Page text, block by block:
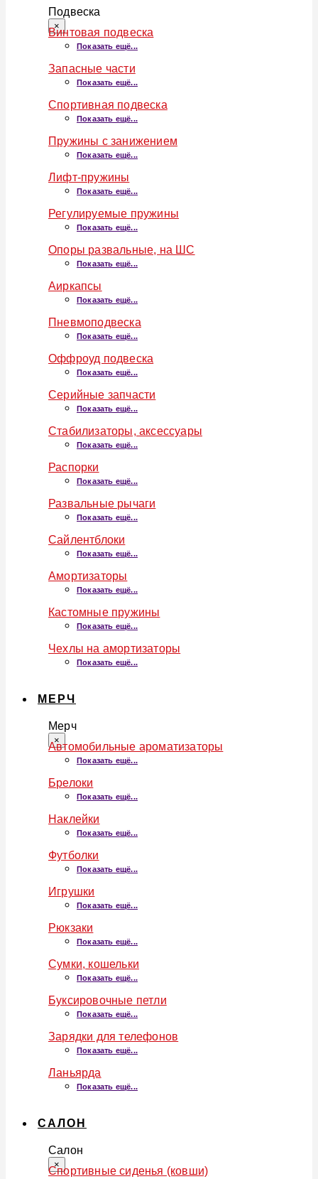
Подвеска
×
Винтовая подвеска
Показать ещё...
Запасные части
Показать ещё...
Спортивная подвеска
Показать ещё...
Пружины с занижением
Показать ещё...
Лифт-пружины
Показать ещё...
Регулируемые пружины
Показать ещё...
Опоры развальные, на ШС
Показать ещё...
Аиркапсы
Показать ещё...
Пневмоподвеска
Показать ещё...
Оффроуд подвеска
Показать ещё...
Серийные запчасти
Показать ещё...
Стабилизаторы, аксессуары
Показать ещё...
Распорки
Показать ещё...
Развальные рычаги
Показать ещё...
Сайлентблоки
Показать ещё...
Амортизаторы
Показать ещё...
Кастомные пружины
Показать ещё...
Чехлы на амортизаторы
Показать ещё...
МЕРЧ
Мерч
×
Автомобильные ароматизаторы
Показать ещё...
Брелоки
Показать ещё...
Наклейки
Показать ещё...
Футболки
Показать ещё...
Игрушки
Показать ещё...
Рюкзаки
Показать ещё...
Сумки, кошельки
Показать ещё...
Буксировочные петли
Показать ещё...
Зарядки для телефонов
Показать ещё...
Ланьярда
Показать ещё...
САЛОН
Салон
×
Спортивные сиденья (ковши)